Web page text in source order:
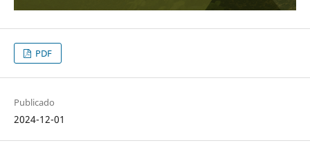
PDF
Publicado
2024-12-01